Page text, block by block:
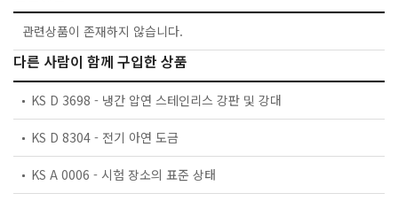
관련상품이 존재하지 않습니다.
다른 사람이 함께 구입한 상품
KS D 3698 - 냉간 압연 스테인리스 강판 및 강대
KS D 8304 - 전기 아연 도금
KS A 0006 - 시험 장소의 표준 상태